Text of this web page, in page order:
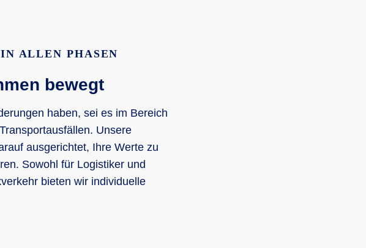
ALLEN PHASEN
bewegt
haben, sei es im Bereich
Unsere
ausgerichtet, Ihre Werte zu
Sowohl für Logistiker und
bieten wir individuelle